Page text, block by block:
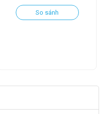
gốc
là:
So sánh